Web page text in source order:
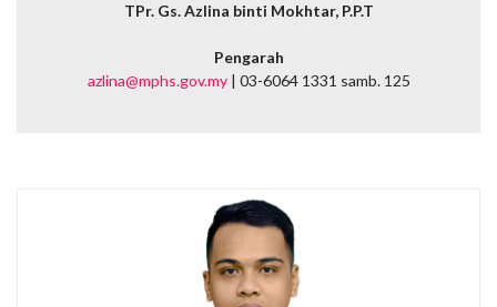
TPr. Gs. Azlina binti Mokhtar, P.P.T
Pengarah
azlina@mphs.gov.my| 03-6064 1331 samb. 125